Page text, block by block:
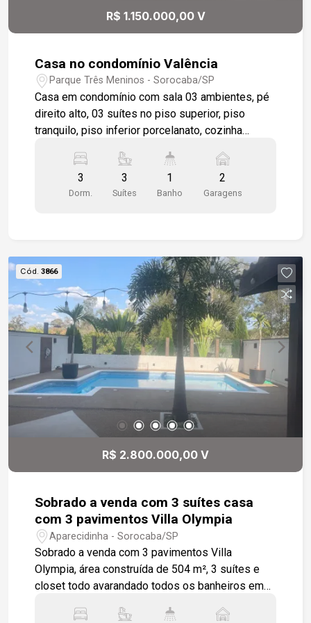
R$ 1.150.000,00 V
Casa no condomínio Valência
Parque Três Meninos - Sorocaba/SP
Casa em condomínio com sala 03 ambientes, pé
direito alto, 03 suítes no piso superior, piso
tranquilo, piso inferior porcelanato, cozinha
nos fundos com banheiro, área gourmet, piso
superior, 02 cômodos e banheiro, esquadrias e
portas em madeira maciça, sanca em gesso,
3
Dorm.
3
Suítes
1
Banho
2
Garagens
Cód. 3866
R$ 2.800.000,00 V
Sobrado a venda com 3 suítes casa
com 3 pavimentos Villa Olympia
Aparecidinha - Sorocaba/SP
Sobrado a venda com 3 pavimentos Villa
Olympia, área construída de 504 m², 3 suítes e
closet todo avarandado todos os banheiros em
jantar, escritório, cozinha toda planejada com